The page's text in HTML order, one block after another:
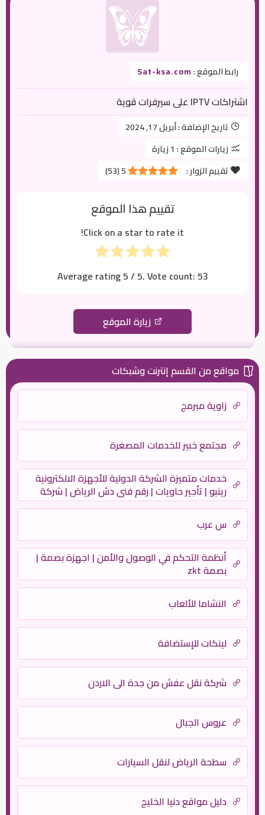
رابط الموقع :Sat-ksa.com
اشتراكات IPTV على سيرفرات قوية
تاريخ الإضافة :أبريل 17, 2024
زيارات الموقع : 1 زيارة
تقييم الزوار :
5
(
53
)
تقييم هذا الموقع
Click on a star to rate it!
Average rating5/ 5. Vote count:53
زيارة الموقع
مواقع من القسم إنترنت وشبكات
زاوية مبرمج
مجتمع خبير للخدمات المصغرة
خدمات متميزة الشركة الدولية للأجهزة الالكترونية
رينبو | تأجير حاويات | رقم فنى دش الرياض | شركة
نظافة | نقل عفش – بروتكتور
س عرب
أنظمة التحكم في الوصول والأمن | اجهزة بصمة |
بصمة zkt
النشاما للألعاب
لينكات للإستضافة
شركة نقل عفش من جدة الى الاردن
عروس الجبال
سطحة الرياض لنقل السيارات
دليل مواقع دنيا الخليج